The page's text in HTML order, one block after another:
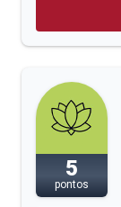
5
pontos